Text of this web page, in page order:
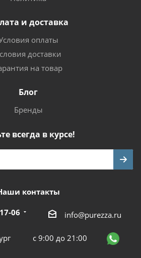
и доставка
оплаты
доставки
на товар
Блог
Бренды
всегда в курсе!
контакты
06 info@purezza.ru
с 9:00 до 21:00